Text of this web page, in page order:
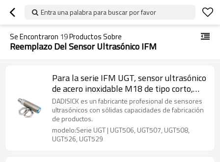
Entra una palabra para buscar por favor
Se Encontraron 19Productos Sobre
Reemplazo Del Sensor Ultrasónico IFM
Para la serie IFM UGT, sensor ultrasónico
de acero inoxidable M18 de tipo corto,
distancia de detección de 80 mm a 1200
mm
DADISICK es un fabricante profesional de sensores
ultrasónicos con sólidas capacidades de fabricación
de productos.
modelo:Serie UGT | UGT506, UGT507, UGT508,
UGT526, UGT529